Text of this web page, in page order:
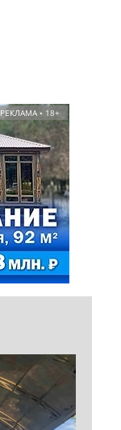
РЕКЛАМА • 18+